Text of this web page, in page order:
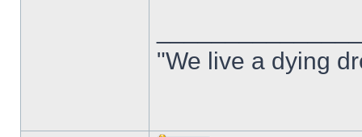
"We live a dying